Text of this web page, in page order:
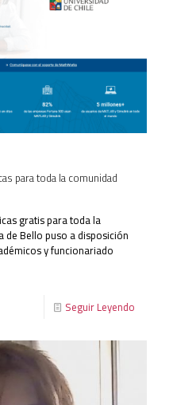
para toda la comunidad
gratis para toda la
de Bello puso a disposición
y funcionariado
Seguir Leyendo